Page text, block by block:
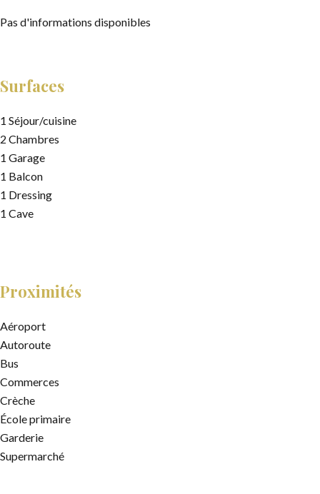
Pas d'informations disponibles
Surfaces
1 Séjour/cuisine
2 Chambres
1 Garage
1 Balcon
1 Dressing
1 Cave
Proximités
Aéroport
Autoroute
Bus
Commerces
Crèche
École primaire
Garderie
Supermarché